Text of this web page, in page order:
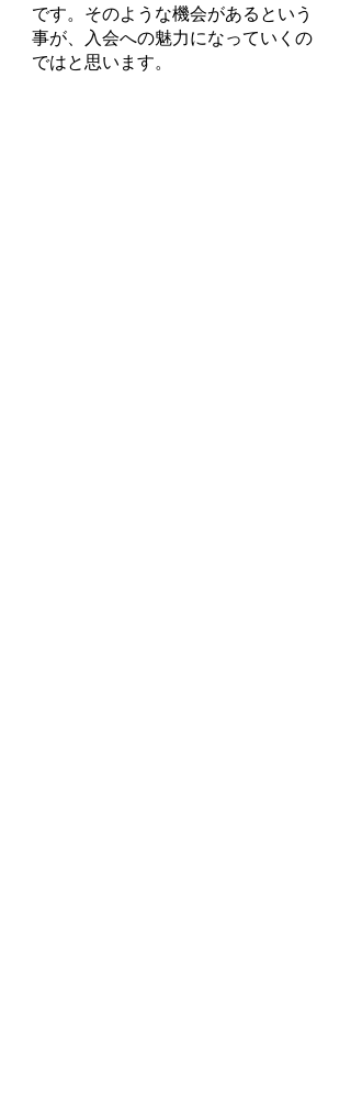
です。そのような機会があるという
事が、入会への魅力になっていくの
ではと思います。